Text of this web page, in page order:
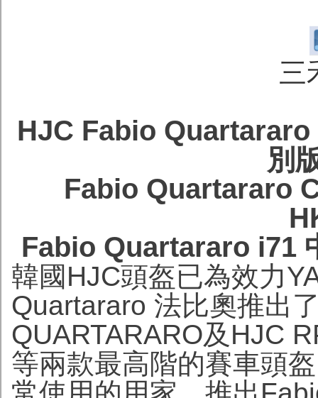
三
HJC Fabio
別
Fabio Quartararo
Fabio Quartararo i71
韓國HJC頭盔已為效力
Quartararo 法比奧推出
QUARTARARO及HJC
等兩款最高階的賽車頭